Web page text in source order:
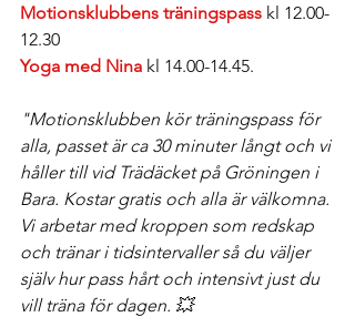
Motionsklubbens träningspass kl 12.00-
12.30
Yoga med Nina kl 14.00-14.45.
"Motionsklubben kör träningspass för
alla, passet är ca 30 minuter långt och vi
håller till vid Trädäcket på Gröningen i
Bara. Kostar gratis och alla är välkomna.
Vi arbetar med kroppen som redskap
och tränar i tidsintervaller så du väljer
själv hur pass hårt och intensivt just du
vill träna för dagen. 💥